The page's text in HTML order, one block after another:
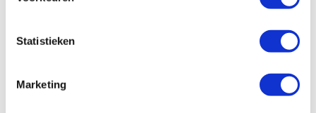
Statistieken
Marketing